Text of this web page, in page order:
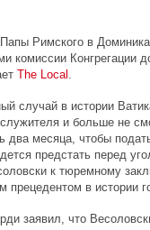
Римского в
комиссии Конгрегации
The Local .
случай в истории
и больше не
два месяца, чтобы
предстать перед
к тюремному
в истории
заявил, что